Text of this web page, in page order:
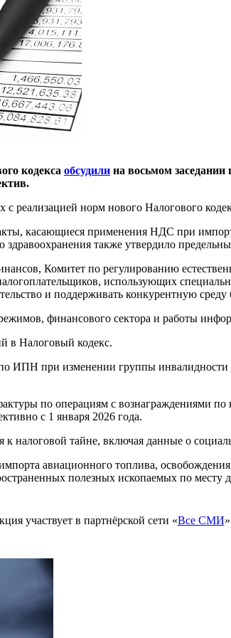
кодекса обсудили на восьмом заседании
реализацией норм нового Налогового
касающиеся применения НДС при
также утвердило
Комитет по регулированию
использующих
и поддерживать конкурентную
финансового сектора и работы
в Налоговый кодекс.
ИПН при изменении группы инвалидности
по операциям с вознаграждениями
с 1 января 2026 года.
налоговой тайне, включая данные о
авиационного топлива, освобождения
полезных ископаемых по месту
участвует в партнёрской сети «Все СМИ